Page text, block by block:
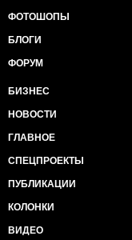
ФОТОШОПЫ
БЛОГИ
ФОРУМ
БИЗНЕС
НОВОСТИ
ГЛАВНОЕ
СПЕЦПРОЕКТЫ
ПУБЛИКАЦИИ
КОЛОНКИ
ВИДЕО